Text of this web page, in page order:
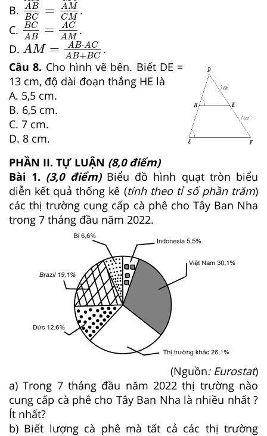
B.
AB
BC = AM
CM
.
C.
BC
A B = AC
A M
BCA =AC A
.
D. AM = A B⋅AC
AB+BC
AM= B⋅ACAB .
Câu 8. Cho hình vẽ bên. Biết DE =
13 cm, độ dài đoạn thẳng HE là
A. 5,5 cm.
B. 6,5 cm.
C. 7 cm.
D. 8 cm.
PHẦN II. TỰ LUẬN (8,0 điểm)
Bài 1. (3,0 điểm)Biểu đồ hình quạt tròn biểu
diễn kết quả thống kê (tính theo tỉ số phần trăm)
các thị trường cung cấp cà phê cho Tây Ban Nha
trong 7 tháng đầu năm 2022.
(Nguồn: Eurostat)
a) Trong 7 tháng đầu năm 2022 thị trường nào
cung cấp cà phê cho Tây Ban Nha là nhiều nhất ?
Ít nhất?
b) Biết lượng cà phê mà tất cả các thị trường